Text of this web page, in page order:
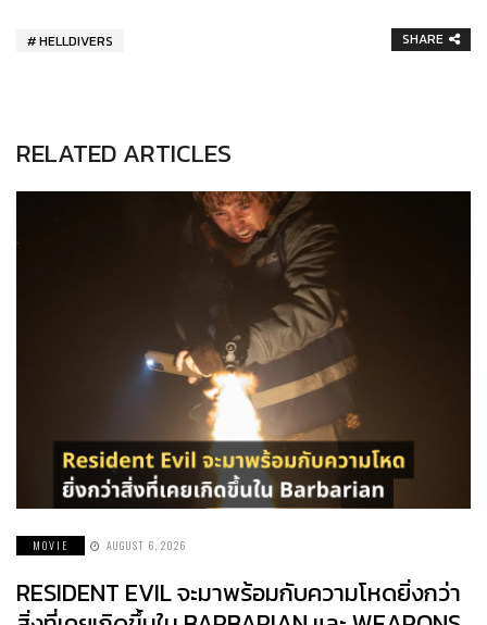
HELLDIVERS SHARE
RELATED ARTICLES
MOVIE AUGUST 6, 2026
RESIDENT EVIL จะมาพร้อมกับความโหดยิ่งกว่า